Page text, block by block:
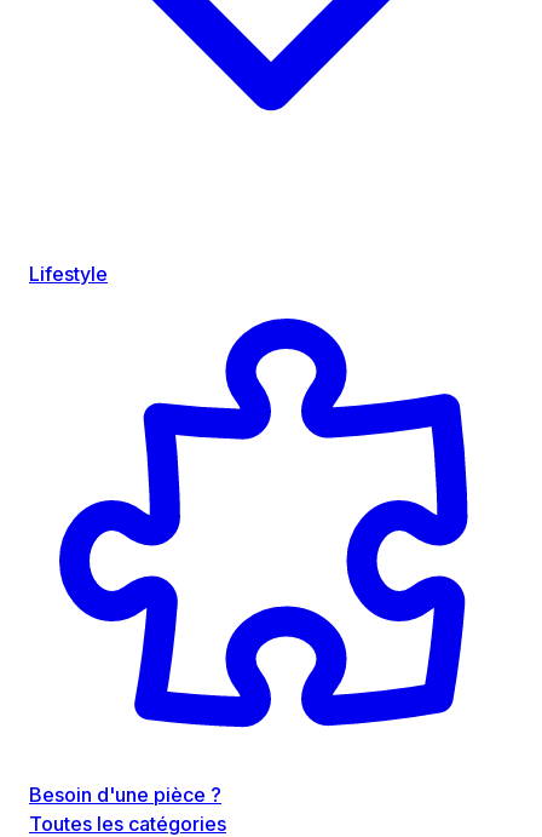
Lifestyle
Besoin d'une pièce ?
Toutes les catégories